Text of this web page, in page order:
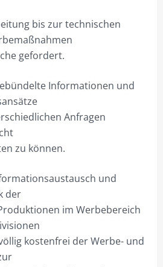
bis zur technischen
gefordert.
Informationen und
Anfragen
zu können.
und
der
im Werbebereich
kostenfrei der Werbe- und